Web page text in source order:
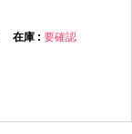
要確認